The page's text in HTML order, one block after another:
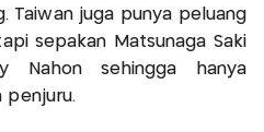
Taiwan juga punya peluang
sepakan Matsunaga Saki
Nahon sehingga hanya
penjuru.